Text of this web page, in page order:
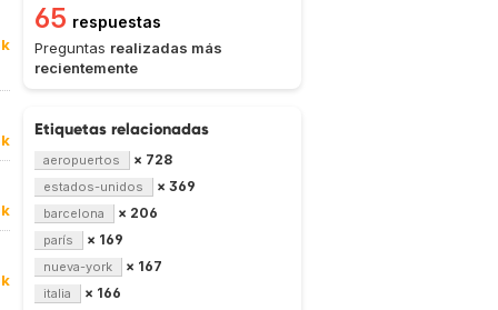
65 respuestas
Preguntas realizadas más
recientemente
Etiquetas relacionadas
aeropuertos × 728
estados-unidos × 369
barcelona × 206
parís × 169
nueva-york × 167
italia × 166